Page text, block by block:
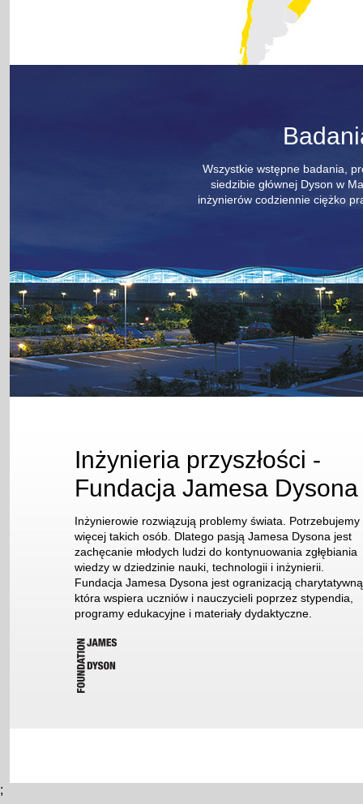
Wszystkie wstępne badania,
siedzibie głównej Dyson w
inżynierów codziennie ciężko
Inżynieria przyszłości -
Fundacja Jamesa Dysona
Inżynierowie rozwiązują problemy świata. Potrzebujemy
więcej takich osób. Dlatego pasją Jamesa Dysona jest
zachęcanie młodych ludzi do kontynuowania zgłębiania
wiedzy w dziedzinie nauki, technologii i inżynierii.
Fundacja Jamesa Dysona jest ogranizacją
która wspiera uczniów i nauczycieli poprzez stypendia,
programy edukacyjne i materiały dydaktyczne.
;